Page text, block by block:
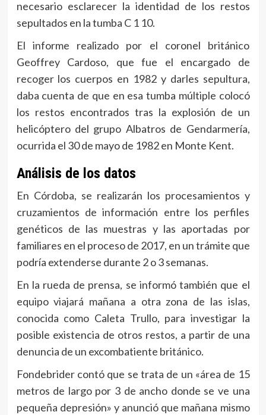
necesario esclarecer la identidad de los restos
sepultados en la tumba C 1 10.
El informe realizado por el coronel británico
Geoffrey Cardoso, que fue el encargado de
recoger los cuerpos en 1982 y darles sepultura,
daba cuenta de que en esa tumba múltiple colocó
los restos encontrados tras la explosión de un
helicóptero del grupo Albatros de Gendarmería,
ocurrida el 30 de mayo de 1982 en Monte Kent.
Análisis de los datos
En Córdoba, se realizarán los procesamientos y
cruzamientos de información entre los perfiles
genéticos de las muestras y las aportadas por
familiares en el proceso de 2017, en un trámite que
podría extenderse durante 2 o 3 semanas.
En la rueda de prensa, se informó también que el
equipo viajará mañana a otra zona de las islas,
conocida como Caleta Trullo, para investigar la
posible existencia de otros restos, a partir de una
denuncia de un excombatiente británico.
Fondebrider contó que se trata de un «área de 15
metros de largo por 3 de ancho donde se ve una
pequeña depresión» y anunció que mañana mismo